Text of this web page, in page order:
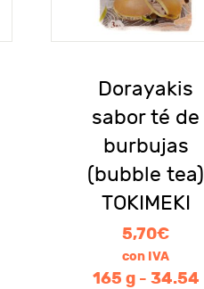
Dorayakis
sabor té de
burbujas
(bubble tea)
TOKIMEKI
5,70€
con IVA
165 g - 34.54